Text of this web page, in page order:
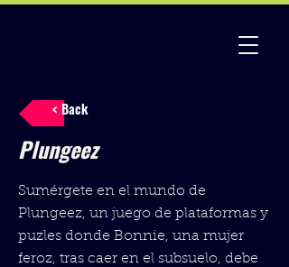
< Back
Plungeez
Sumérgete en el mundo de
Plungeez, un juego de plataformas y
puzles donde Bonnie, una mujer
feroz, tras caer en el subsuelo, debe